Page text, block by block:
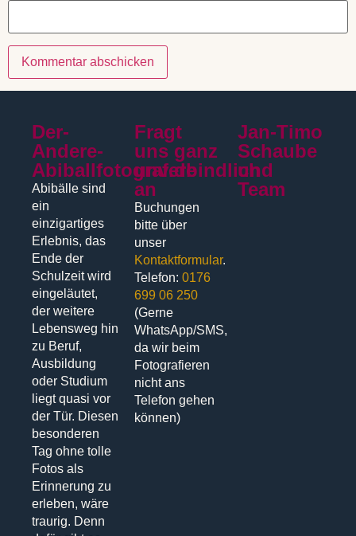
Der-
Andere-
Abiballfotograf.de
Abibälle sind
ein
einzigartiges
Erlebnis, das
Ende der
Schulzeit wird
eingeläutet,
der weitere
Lebensweg hin
zu Beruf,
Ausbildung
oder Studium
liegt quasi vor
der Tür. Diesen
besonderen
Tag ohne tolle
Fotos als
Erinnerung zu
erleben, wäre
traurig. Denn
Fragt
uns ganz
unverbindlich
an
Buchungen
bitte über
unser
Kontaktformular.
Telefon:0176
699 06 250
(Gerne
WhatsApp/SMS,
da wir beim
Fotografieren
nicht ans
Telefon gehen
können)
Jan-Timo
Schaube
und
Team